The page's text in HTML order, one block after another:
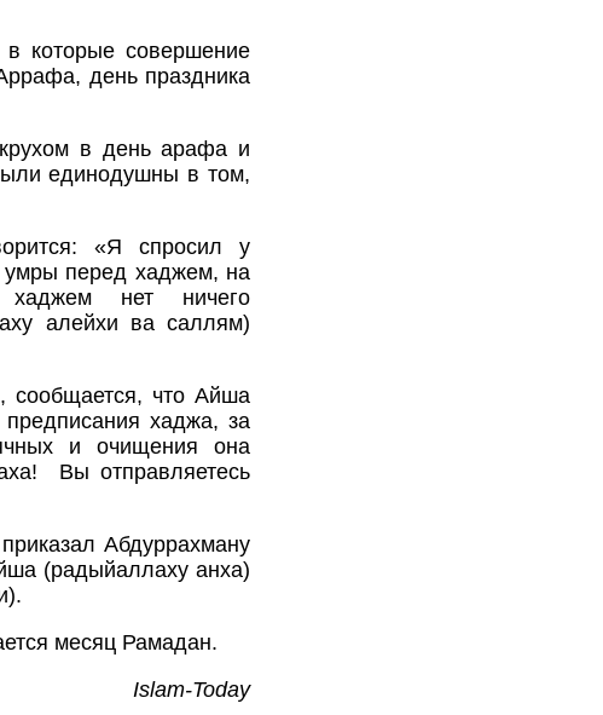
которые совершение
день праздника
в день арафа и
единодушны в том,
«Я спросил у
перед хаджем, на
нет ничего
алейхи ва саллям)
сообщается, что Айша
хаджа, за
и очищения она
Вы отправляетесь
Абдуррахману
(радыйаллаху анха)
месяц Рамадан.
Islam-Today